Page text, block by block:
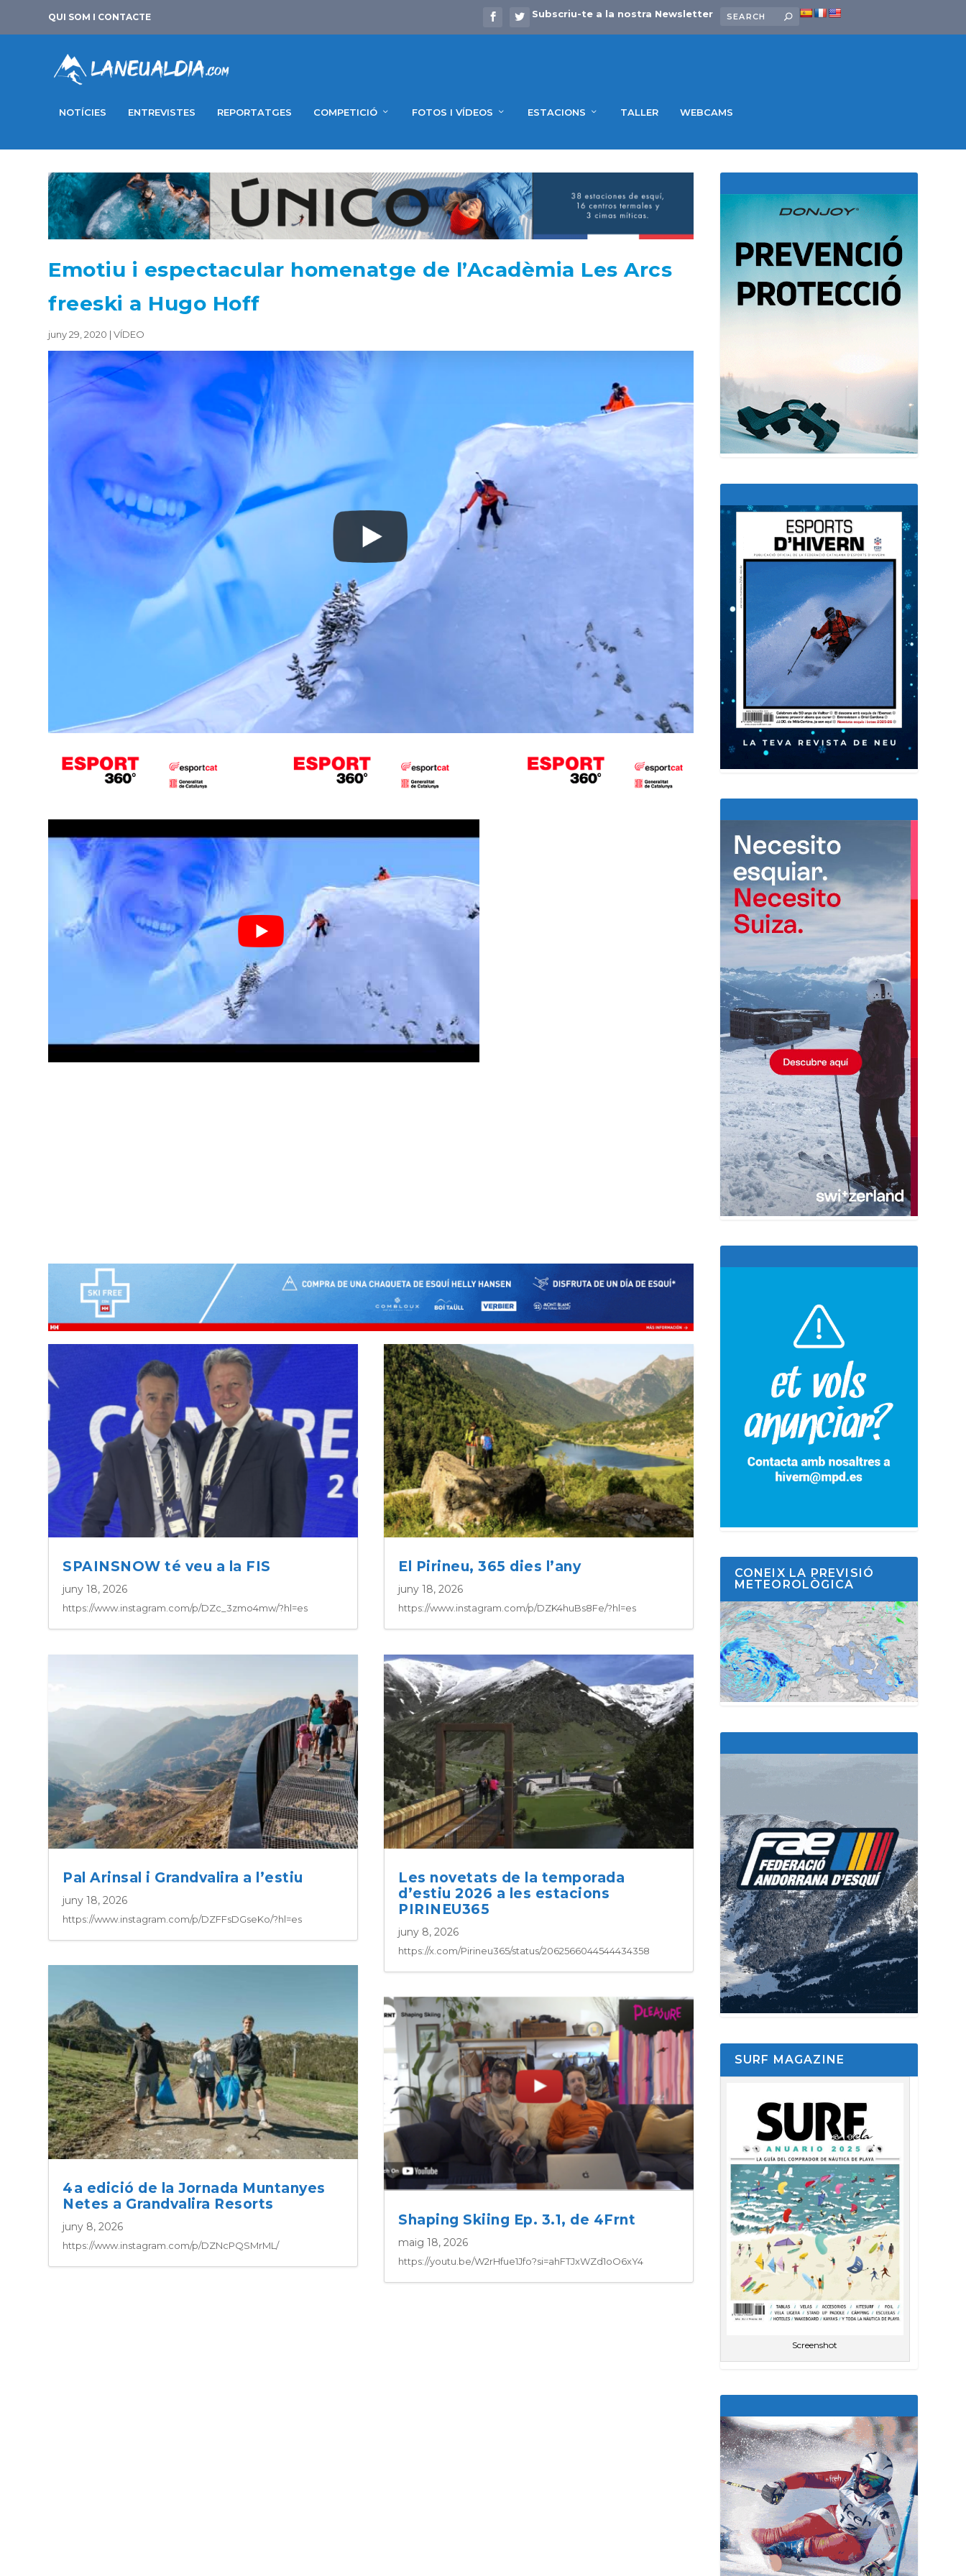
QUI SOM I CONTACTE Subscriu-te a la nostra Newsletter
NOTÍCIES ENTREVISTES REPORTATGES COMPETICIÓ FOTOS I VÍDEOS ESTACIONS TALLER WEBCAMS
Emotiu i espectacular homenatge de l’Acadèmia Les Arcs
freeski a Hugo Hoff
juny 29, 2020 |VÍDEO
SPAINSNOW té veu a la FIS
juny 18, 2026
https://www.instagram.com/p/DZc_3zmo4mw/?hl=es
Pal Arinsal i Grandvalira a l’estiu
juny 18, 2026
https://www.instagram.com/p/DZFFsDGseKo/?hl=es
4a edició de la Jornada Muntanyes
Netes a Grandvalira Resorts
juny 8, 2026
https://www.instagram.com/p/DZNcPQSMrML/
El Pirineu, 365 dies l’any
juny 18, 2026
https://www.instagram.com/p/DZK4huBs8Fe/?hl=es
Les novetats de la temporada
d’estiu 2026 a les estacions
PIRINEU365
juny 8, 2026
https://x.com/Pirineu365/status/2062566044544434358
Shaping Skiing Ep. 3.1, de 4Frnt
maig 18, 2026
https://youtu.be/W2rHfue1Jfo?si=ahFTJxWZd1oO6xY4
CONEIX LA PREVISIÓ
METEOROLÒGICA
SURF MAGAZINE
Screenshot